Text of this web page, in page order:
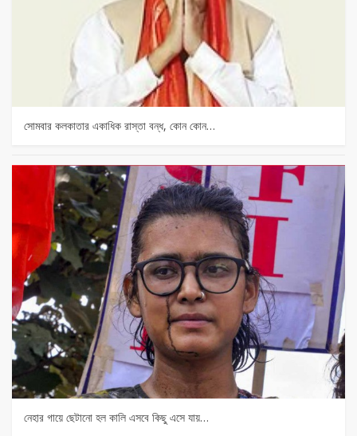
সোমবার কলকাতার একাধিক রাস্তা বন্ধ, কোন কোন…
নেহার গায়ে ছেটানো হল কালি এসবে কিছু এসে যায়…